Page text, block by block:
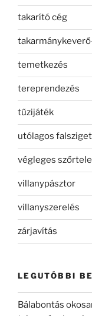
takarító cég
temetkezés
tereprendezés
tűzijáték
utólagos
végleges
villanypásztor
villanyszerelés
zárjavítás
LEGUTÓBBI
Bálabontás